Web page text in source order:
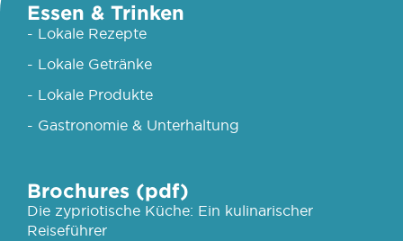
Essen & Trinken
- Lokale Rezepte
- Lokale Getränke
- Lokale Produkte
- Gastronomie & Unterhaltung
Brochures (pdf)
Die zypriotische Küche: Ein kulinarischer
Reiseführer